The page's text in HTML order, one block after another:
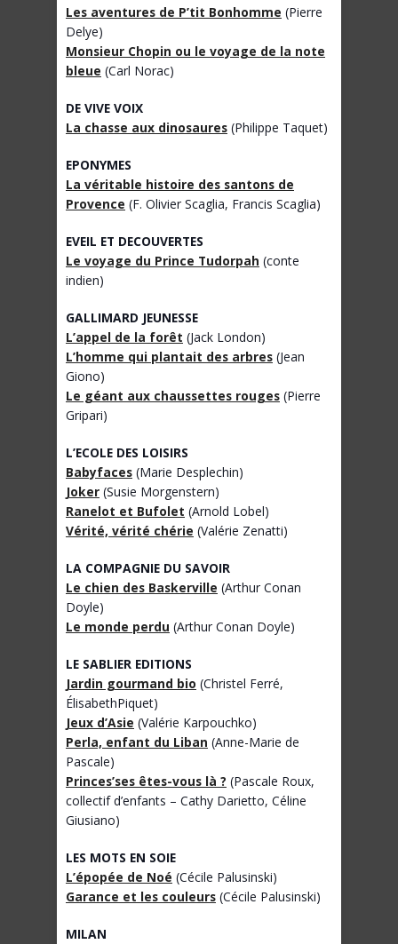
Les aventures de P’tit Bonhomme (Pierre
Delye)
Monsieur Chopin ou le voyage de la note
bleue (Carl Norac)
DE VIVE VOIX
La chasse aux dinosaures (Philippe Taquet)
EPONYMES
La véritable histoire des santons de
Provence (F. Olivier Scaglia, Francis Scaglia)
EVEIL ET DECOUVERTES
Le voyage du Prince Tudorpah (conte
indien)
GALLIMARD JEUNESSE
L’appel de la forêt (Jack London)
L’homme qui plantait des arbres (Jean
Giono)
Le géant aux chaussettes rouges (Pierre
Gripari)
L’ECOLE DES LOISIRS
Babyfaces (Marie Desplechin)
Joker (Susie Morgenstern)
Ranelot et Bufolet (Arnold Lobel)
Vérité, vérité chérie (Valérie Zenatti)
LA COMPAGNIE DU SAVOIR
Le chien des Baskerville (Arthur Conan
Doyle)
Le monde perdu (Arthur Conan Doyle)
LE SABLIER EDITIONS
Jardin gourmand bio (Christel Ferré,
ÉlisabethPiquet)
Jeux d’Asie (Valérie Karpouchko)
Perla, enfant du Liban (Anne-Marie de
Pascale)
Princes’ses êtes-vous là ? (Pascale Roux,
collectif d’enfants – Cathy Darietto, Céline
Giusiano)
LES MOTS EN SOIE
L’épopée de Noé (Cécile Palusinski)
Garance et les couleurs (Cécile Palusinski)
MILAN